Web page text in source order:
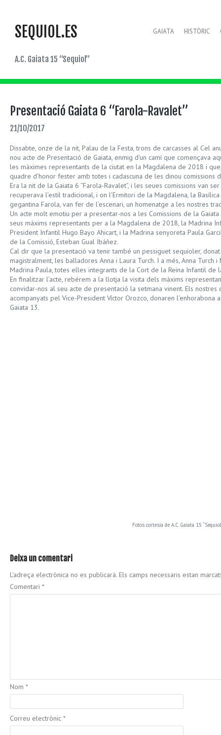
SEQUIOL.ES
A.C. Gaiata 15 “Sequiol”
GAIATA HISTÒRIC
Presentació Gaiata 6 “Farola-Ravalet”
21/10/2017
Dissabte, onze de la nit, Palau de la Festa, trons de carcasses al Cel
nou acte de Presentació de Gaiata, enmig d’un camí que començava
les màximes representants de la ciutat en la Magdalena de 2018 i
quadre d’honor fester amb totes i cadascuna de les dinou comissions
Era la nit de la Gaiata 6 “Farola-Ravalet”, i les seues comissions van
recuperava l’estil tradicional, i on l’Ermitori de la Magdalena, la
gegantina Farola, van fer de l’escenari, un homenatge a les nostres
Un acte molt emotiu per a presentar-nos a les Comissions de la Gaiata
seus màxims representants per a la Magdalena de 2018, la Madrina
President Infantil Hugo Bayo Ahicart, i la Madrina senyoreta Paula
de la Comissió, Esteban Gual Ibáñez.
Cal dir que la presentació va tenir també un pessiguet sequioler,
magistralment, les balladores Anna i Laura Turch. I a més, Anna Turch
Madrina Paula, totes elles integrants de la Cort de la Reina Infantil de
En finalitzar l’acte, rebérem a la llotja la visita dels màxims
convidar-nos al seu acte de presentació la setmana vinent. Els nostres
acompanyats pel Vice-President Víctor Orozco, donaren
Gaiata 13.
Fotos cortesía de A.C. Gaiata 15
Deixa un comentari
L'adreça electrònica no es publicarà. Els camps necessaris estan
Comentari *
Nom *
Correu electrònic *